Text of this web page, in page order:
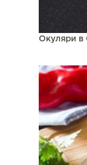
Окуляри в